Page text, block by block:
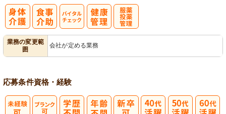
業務の変更範
囲
会社が定める業務
応募条件資格・経験